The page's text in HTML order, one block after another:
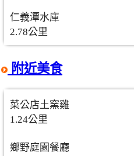
仁義潭水庫
2.78公里
附近美食
菜公店土窯雞
1.24公里
鄉野庭園餐廳